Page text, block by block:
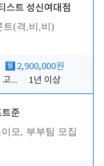
스트 성신여대점
트(격,비,비)
월 2,900,000원
객실판매 및 고객응대
1년 이상
준
모, 부부팀 모집